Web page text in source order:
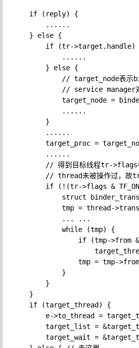
    if (reply) {
        ......
    } else {
if (tr-
            ......
        } else {
// target_node表示
// service manager
target_node =
            ......
        }
        ......
target_proc =
        ......
// 得到目标线程tr-
// thread未被操作过，故
if (!(tr->flags &
struct
tmp = thread-
            ... ...
            while (tmp) {
if (tmp->from
tmp = tmp-
            }
        }
    }
    if (target_thread) {
e->to_thread =
target_list =
target_wait =